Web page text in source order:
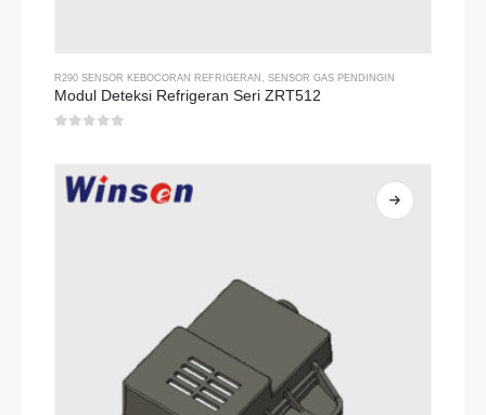
R290 SENSOR KEBOCORAN REFRIGERAN SENSOR GAS PENDINGIN
Modul Deteksi Refrigeran Seri ZRT512